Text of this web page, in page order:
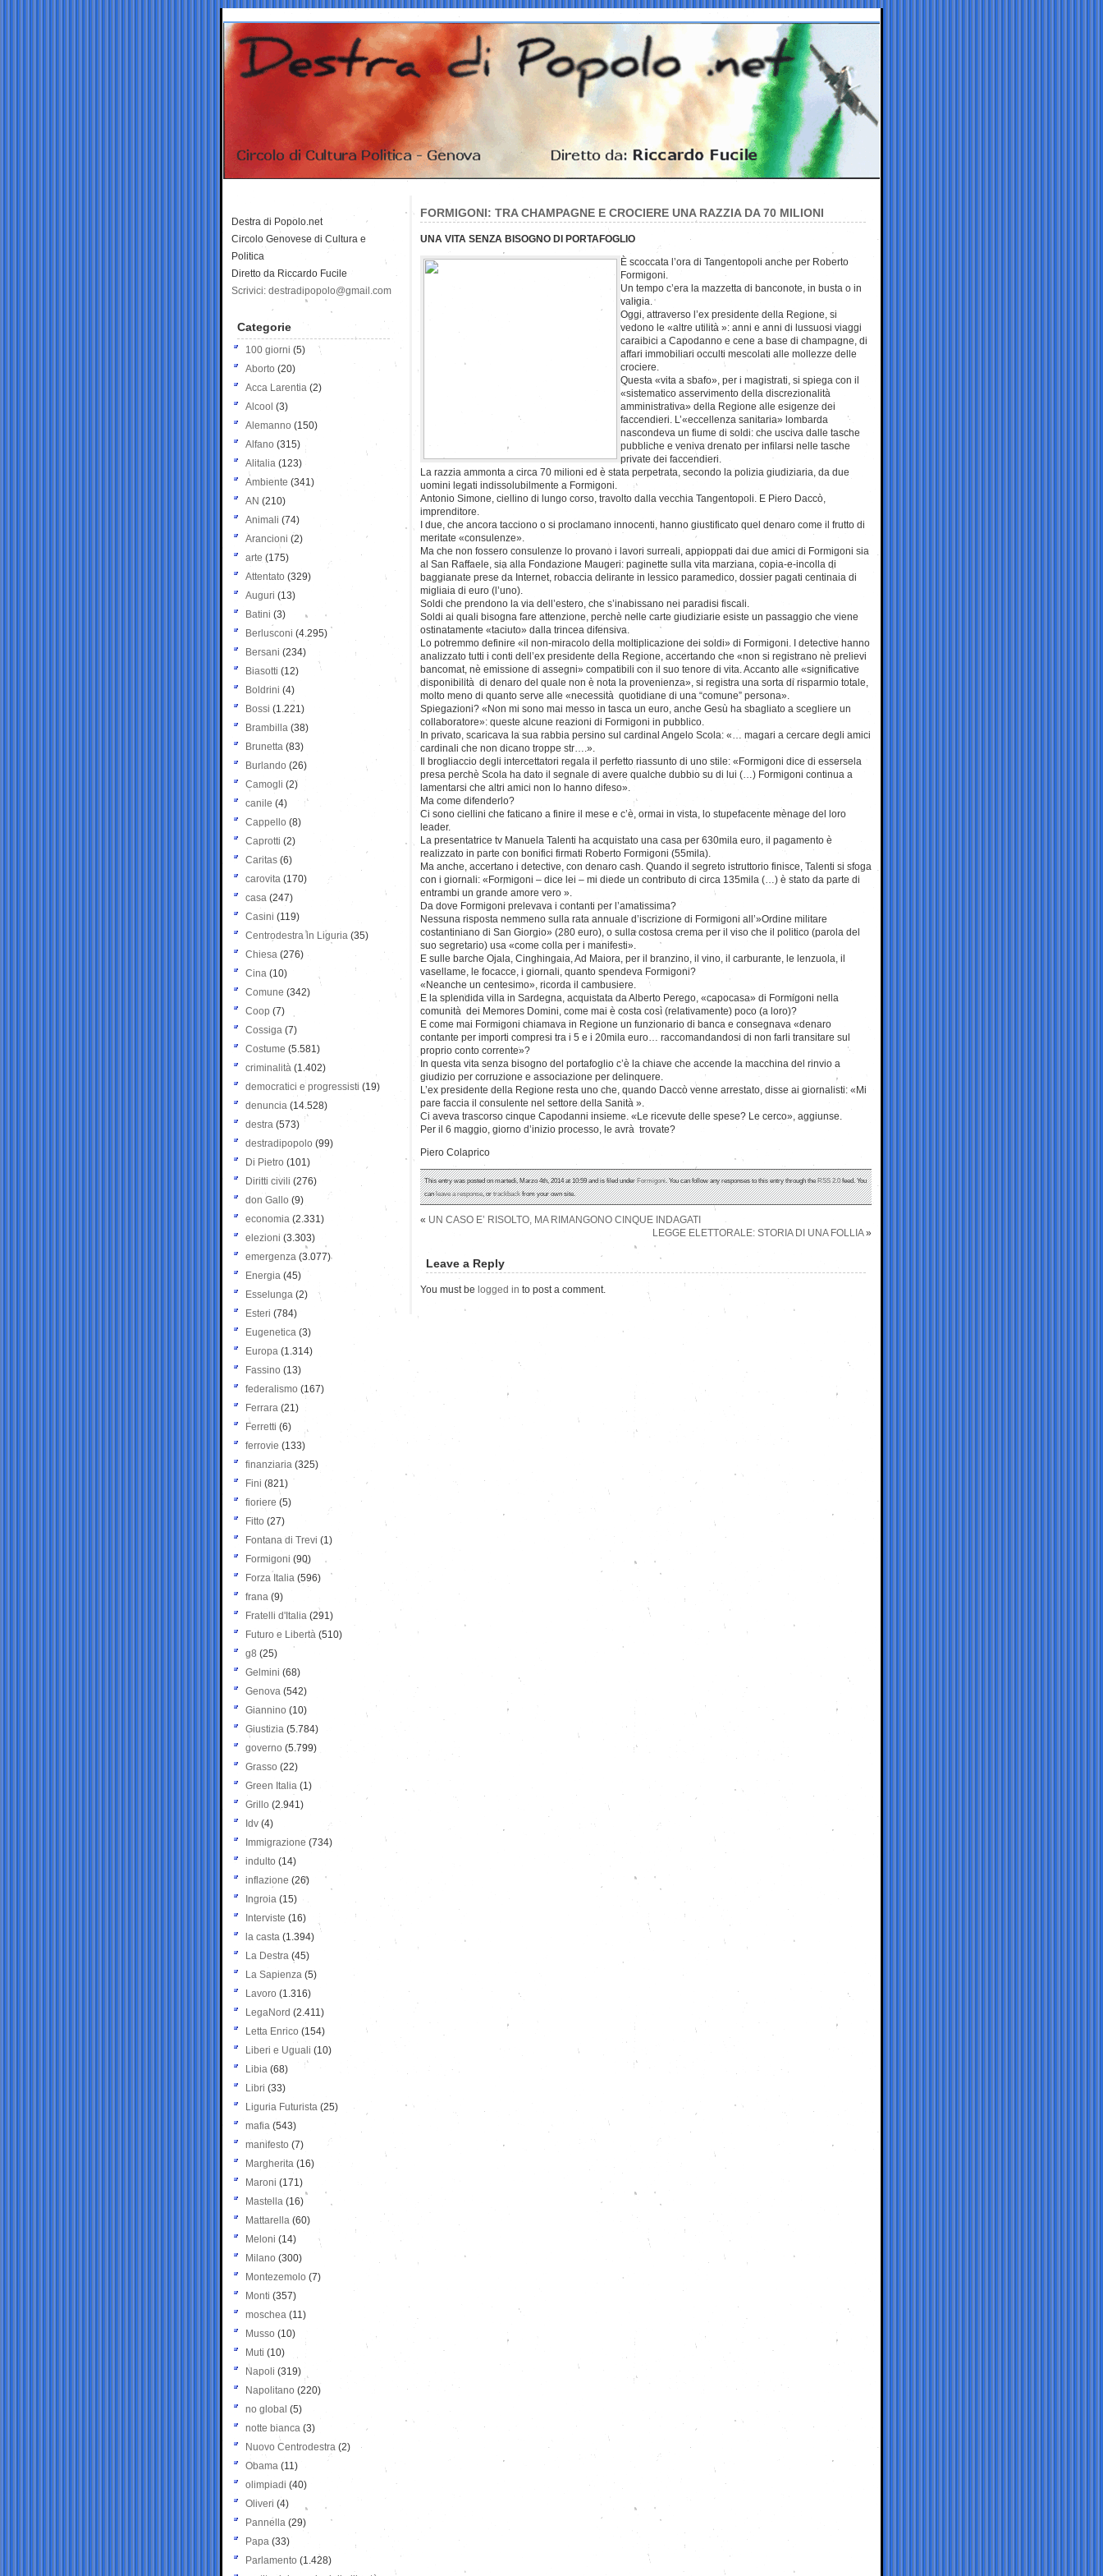
FORMIGONI: TRA CHAMPAGNE E CROCIERE UNA RAZZIA DA 70 MILIONI
UNA VITA SENZA BISOGNO DI PORTAFOGLIO
È scoccata l’ora di Tangentopoli anche per Roberto
Formigoni.
Un tempo c’era la mazzetta di banconote, in busta o in
valigia.
Oggi, attraverso l’ex presidente della Regione, si
vedono le «altre utilità »: anni e anni di lussuosi viaggi
caraibici a Capodanno e cene a base di champagne, di
affari immobiliari occulti mescolati alle mollezze delle
crociere.
Questa «vita a sbafo», per i magistrati, si spiega con il
«sistematico asservimento della discrezionalità
amministrativa» della Regione alle esigenze dei
faccendieri. L’«eccellenza sanitaria» lombarda
nascondeva un fiume di soldi: che usciva dalle tasche
pubbliche e veniva drenato per infilarsi nelle tasche
private dei faccendieri.
La razzia ammonta a circa 70 milioni ed è stata perpetrata, secondo la polizia giudiziaria, da due
uomini legati indissolubilmente a Formigoni.
Antonio Simone, ciellino di lungo corso, travolto dalla vecchia Tangentopoli. E Piero Daccò,
imprenditore.
I due, che ancora tacciono o si proclamano innocenti, hanno giustificato quel denaro come il frutto di
meritate «consulenze».
Ma che non fossero consulenze lo provano i lavori surreali, appioppati dai due amici di Formigoni sia
al San Raffaele, sia alla Fondazione Maugeri: paginette sulla vita marziana, copia-e-incolla di
baggianate prese da Internet, robaccia delirante in lessico paramedico, dossier pagati centinaia di
migliaia di euro (l’uno).
Soldi che prendono la via dell’estero, che s’inabissano nei paradisi fiscali.
Soldi ai quali bisogna fare attenzione, perchè nelle carte giudiziarie esiste un passaggio che viene
ostinatamente «taciuto» dalla trincea difensiva.
Lo potremmo definire «il non-miracolo della moltiplicazione dei soldi» di Formigoni. I detective hanno
analizzato tutti i conti dell’ex presidente della Regione, accertando che «non si registrano nè prelievi
bancomat, nè emissione di assegni» compatibili con il suo tenore di vita. Accanto alle «significative
disponibilità di denaro del quale non è nota la provenienza», si registra una sorta di risparmio totale,
molto meno di quanto serve alle «necessità quotidiane di una “comune” persona».
Spiegazioni? «Non mi sono mai messo in tasca un euro, anche Gesù ha sbagliato a scegliere un
collaboratore»: queste alcune reazioni di Formigoni in pubblico.
In privato, scaricava la sua rabbia persino sul cardinal Angelo Scola: «… magari a cercare degli amici
cardinali che non dicano troppe str….».
Il brogliaccio degli intercettatori regala il perfetto riassunto di uno stile: «Formigoni dice di essersela
presa perchè Scola ha dato il segnale di avere qualche dubbio su di lui (…) Formigoni continua a
lamentarsi che altri amici non lo hanno difeso».
Ma come difenderlo?
Ci sono ciellini che faticano a finire il mese e c’è, ormai in vista, lo stupefacente mènage del loro
leader.
La presentatrice tv Manuela Talenti ha acquistato una casa per 630mila euro, il pagamento è
realizzato in parte con bonifici firmati Roberto Formigoni (55mila).
Ma anche, accertano i detective, con denaro cash. Quando il segreto istruttorio finisce, Talenti si sfoga
con i giornali: «Formigoni – dice lei – mi diede un contributo di circa 135mila (…) è stato da parte di
entrambi un grande amore vero ».
Da dove Formigoni prelevava i contanti per l’amatissima?
Nessuna risposta nemmeno sulla rata annuale d’iscrizione di Formigoni all’»Ordine militare
costantiniano di San Giorgio» (280 euro), o sulla costosa crema per il viso che il politico (parola del
suo segretario) usa «come colla per i manifesti».
E sulle barche Ojala, Cinghingaia, Ad Maiora, per il branzino, il vino, il carburante, le lenzuola, il
vasellame, le focacce, i giornali, quanto spendeva Formigoni?
«Neanche un centesimo», ricorda il cambusiere.
E la splendida villa in Sardegna, acquistata da Alberto Perego, «capocasa» di Formigoni nella
comunità dei Memores Domini, come mai è costa così (relativamente) poco (a loro)?
E come mai Formigoni chiamava in Regione un funzionario di banca e consegnava «denaro
contante per importi compresi tra i 5 e i 20mila euro… raccomandandosi di non farli transitare sul
proprio conto corrente»?
In questa vita senza bisogno del portafoglio c’è la chiave che accende la macchina del rinvio a
giudizio per corruzione e associazione per delinquere.
L’ex presidente della Regione resta uno che, quando Daccò venne arrestato, disse ai giornalisti: «Mi
pare faccia il consulente nel settore della Sanità ».
Ci aveva trascorso cinque Capodanni insieme. «Le ricevute delle spese? Le cerco», aggiunse.
Per il 6 maggio, giorno d’inizio processo, le avrà trovate?
Piero Colaprico
This entry was posted on martedì, Marzo 4th, 2014 at 10:59 and is filed underFormigoni. You can follow any responses to this entry through theRSS 2.0feed. You
canleave a response, ortrackbackfrom your own site.
« UN CASO E’ RISOLTO, MA RIMANGONO CINQUE INDAGATI
LEGGE ELETTORALE: STORIA DI UNA FOLLIA»
Leave a Reply
You must be logged in to post a comment.
Destra di Popolo.net
Circolo Genovese di Cultura e
Politica
Diretto da Riccardo Fucile
Scrivici: destradipopolo@gmail.com
Categorie
100 giorni (5)
Aborto (20)
Acca Larentia (2)
Alcool (3)
Alemanno (150)
Alfano (315)
Alitalia (123)
Ambiente (341)
AN (210)
Animali (74)
Arancioni (2)
arte (175)
Attentato (329)
Auguri (13)
Batini (3)
Berlusconi (4.295)
Bersani (234)
Biasotti (12)
Boldrini (4)
Bossi (1.221)
Brambilla (38)
Brunetta (83)
Burlando (26)
Camogli (2)
canile (4)
Cappello (8)
Caprotti (2)
Caritas (6)
carovita (170)
casa (247)
Casini (119)
Centrodestra in Liguria (35)
Chiesa (276)
Cina (10)
Comune (342)
Coop (7)
Cossiga (7)
Costume (5.581)
criminalità (1.402)
democratici e progressisti (19)
denuncia (14.528)
destra (573)
destradipopolo (99)
Di Pietro (101)
Diritti civili (276)
don Gallo (9)
economia (2.331)
elezioni (3.303)
emergenza (3.077)
Energia (45)
Esselunga (2)
Esteri (784)
Eugenetica (3)
Europa (1.314)
Fassino (13)
federalismo (167)
Ferrara (21)
Ferretti (6)
ferrovie (133)
finanziaria (325)
Fini (821)
fioriere (5)
Fitto (27)
Fontana di Trevi (1)
Formigoni (90)
Forza Italia (596)
frana (9)
Fratelli d'Italia (291)
Futuro e Libertà (510)
g8 (25)
Gelmini (68)
Genova (542)
Giannino (10)
Giustizia (5.784)
governo (5.799)
Grasso (22)
Green Italia (1)
Grillo (2.941)
Idv (4)
Immigrazione (734)
indulto (14)
inflazione (26)
Ingroia (15)
Interviste (16)
la casta (1.394)
La Destra (45)
La Sapienza (5)
Lavoro (1.316)
LegaNord (2.411)
Letta Enrico (154)
Liberi e Uguali (10)
Libia (68)
Libri (33)
Liguria Futurista (25)
mafia (543)
manifesto (7)
Margherita (16)
Maroni (171)
Mastella (16)
Mattarella (60)
Meloni (14)
Milano (300)
Montezemolo (7)
Monti (357)
moschea (11)
Musso (10)
Muti (10)
Napoli (319)
Napolitano (220)
no global (5)
notte bianca (3)
Nuovo Centrodestra (2)
Obama (11)
olimpiadi (40)
Oliveri (4)
Pannella (29)
Papa (33)
Parlamento (1.428)